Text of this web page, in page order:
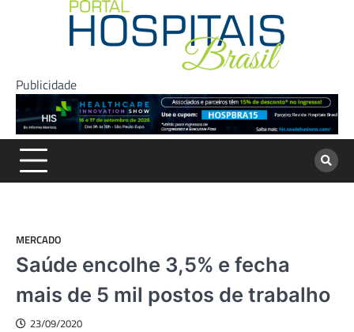
Publicidade
MERCADO
Saúde encolhe 3,5% e fecha
mais de 5 mil postos de trabalho
23/09/2020